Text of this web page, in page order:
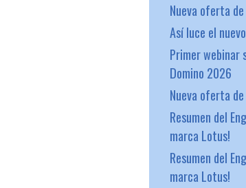
Nueva oferta
Así luce el
Primer webinar
Domino 2026
Nueva oferta
Resumen del
marca Lotus!
Resumen del
marca Lotus!